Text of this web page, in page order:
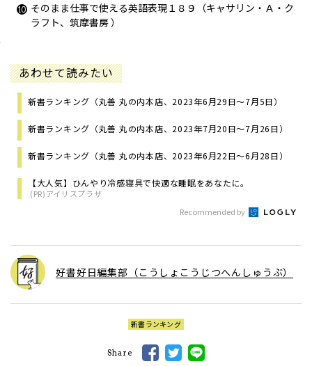
そのまま仕事で使える英語表現１８９（キャサリン・Ａ・ク
ラフト、筑摩書房 ）
あわせて読みたい
新書ランキング（丸善 丸の内本店、2023年6月29日～7月5日）
新書ランキング（丸善 丸の内本店、2023年7月20日～7月26日）
新書ランキング（丸善 丸の内本店、2023年6月22日～6月28日）
【大人気】ひんやり冷感寝具で快適な睡眠をあなたに。
(PR)アイリスプラザ
Recommended by
好書好日編集部（こうしょこうじつへんしゅうぶ）
新書ランキング
Share